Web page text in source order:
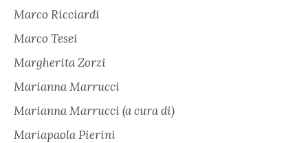
Marco Ricciardi
Marco Tesei
Margherita Zorzi
Marianna Marrucci
Marianna Marrucci (a cura di)
Mariapaola Pierini